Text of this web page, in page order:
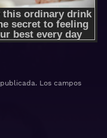
Los campos